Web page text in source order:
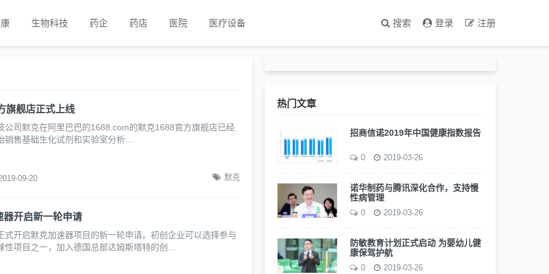
生物科技 药企 药店 医院 医疗设备 搜索 登录 注册
旗舰店正式上线
公司默克在阿里巴巴的1688.com的默克1688官方旗舰店已经
销售基础生化试剂和实验室分析…
09-20 默克
器开启新一轮申请
式开启默克加速器项目的新一轮申请。初创企业可以选择参与
性项目之一，加入德国总部达姆斯塔特的创…
热门文章
招商信诺2019年中国健康指数报告
0 2019-03-26
诺华制药与腾讯深化合作，支持慢
性病管理
0 2019-03-26
防敏教育计划正式启动 为婴幼儿健
康保驾护航
0 2019-03-26